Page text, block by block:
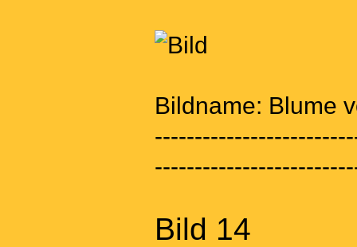
Bildname: Blume
Bild 14